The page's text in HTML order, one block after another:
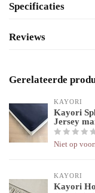
Specificaties
Reviews
Gerelateerde
KAYORI
Kayori
Jersey
Niet op
KAYORI
Kayori